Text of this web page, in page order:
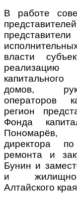
В работе
власти
реализацию
домов,
операторов
регион
Фонда
Пономарёв,
директора по
ремонта и
Бунин и
и жилищно-
Алтайского